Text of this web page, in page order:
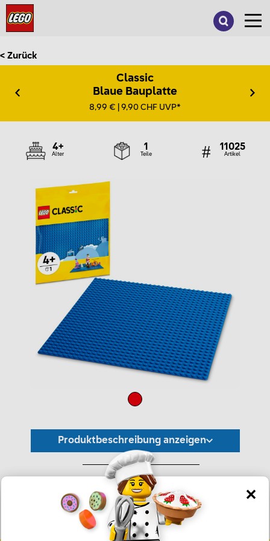
< Zurück
Classic
Blaue Bauplatte
8,99 € | 9,90 CHF UVP*
4+
Alter
1
Teile
11025
Artikel
Produktbeschreibung anzeigen
*Unverbindliche Preisempfehlung -
Die Preisgestaltung liegt im alleinigen Ermessen des Händlers